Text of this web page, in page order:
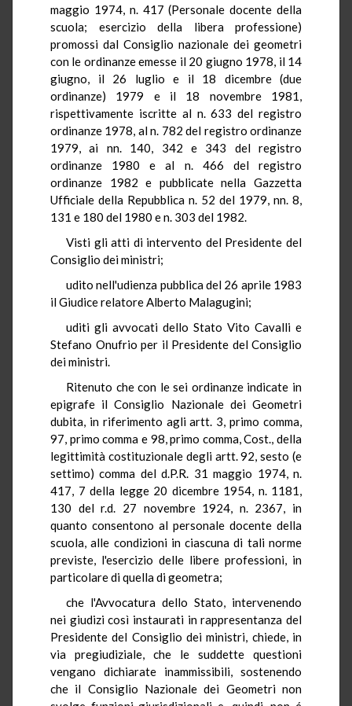
maggio 1974, n. 417 (Personale docente della
scuola; esercizio della libera professione)
promossi dal Consiglio nazionale dei geometri
con le ordinanze emesse il 20 giugno 1978, il 14
giugno, il 26 luglio e il 18 dicembre (due
ordinanze) 1979 e il 18 novembre 1981,
rispettivamente iscritte al n. 633 del registro
ordinanze 1978, al n. 782 del registro ordinanze
1979, ai nn. 140, 342 e 343 del registro
ordinanze 1980 e al n. 466 del registro
ordinanze 1982 e pubblicate nella Gazzetta
Ufficiale della Repubblica n. 52 del 1979, nn. 8,
131 e 180 del 1980 e n. 303 del 1982.
Visti gli atti di intervento del Presidente del
Consiglio dei ministri;
udito nell'udienza pubblica del 26 aprile 1983
il Giudice relatore Alberto Malagugini;
uditi gli avvocati dello Stato Vito Cavalli e
Stefano Onufrio per il Presidente del Consiglio
dei ministri.
Ritenuto che con le sei ordinanze indicate in
epigrafe il Consiglio Nazionale dei Geometri
dubita, in riferimento agli artt. 3, primo comma,
97, primo comma e 98, primo comma, Cost., della
legittimità costituzionale degli artt. 92, sesto (e
settimo) comma del d.P.R. 31 maggio 1974, n.
417, 7 della legge 20 dicembre 1954, n. 1181,
130 del r.d. 27 novembre 1924, n. 2367, in
quanto consentono al personale docente della
scuola, alle condizioni in ciascuna di tali norme
previste, l'esercizio delle libere professioni, in
particolare di quella di geometra;
che l'Avvocatura dello Stato, intervenendo
nei giudizi così instaurati in rappresentanza del
Presidente del Consiglio dei ministri, chiede, in
via pregiudiziale, che le suddette questioni
vengano dichiarate inammissibili, sostenendo
che il Consiglio Nazionale dei Geometri non